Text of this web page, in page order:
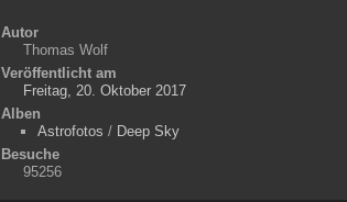
Autor
Thomas Wolf
Veröffentlicht am
Freitag, 20. Oktober 2017
Alben
Astrofotos / Deep Sky
Besuche
95256